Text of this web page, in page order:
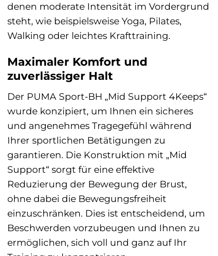
denen moderate Intensität im Vordergrund
steht, wie beispielsweise Yoga, Pilates,
Walking oder leichtes Krafttraining.
Maximaler Komfort und
zuverlässiger Halt
Der PUMA Sport-BH „Mid Support 4Keeps“
wurde konzipiert, um Ihnen ein sicheres
und angenehmes Tragegefühl während
Ihrer sportlichen Betätigungen zu
garantieren. Die Konstruktion mit „Mid
Support“ sorgt für eine effektive
Reduzierung der Bewegung der Brust,
ohne dabei die Bewegungsfreiheit
einzuschränken. Dies ist entscheidend, um
Beschwerden vorzubeugen und Ihnen zu
ermöglichen, sich voll und ganz auf Ihr